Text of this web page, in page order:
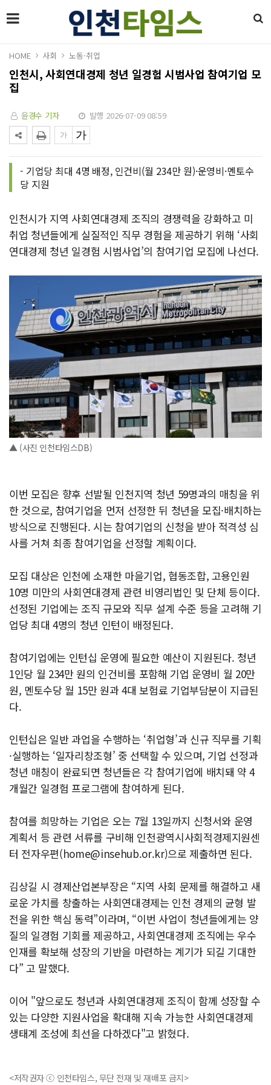
HOME 사회 노동·취업
인천시, 사회연대경제 청년 일경험 시범사업 참여기업 모
집
윤경수 기자 발행 2026-07-09 08:59
- 기업당 최대 4명 배정, 인건비(월 234만 원)·운영비·멘토수
당 지원
인천시가 지역 사회연대경제 조직의 경쟁력을 강화하고 미
취업 청년들에게 실질적인 직무 경험을 제공하기 위해 ‘사회
연대경제 청년 일경험 시범사업’의 참여기업 모집에 나선다.
▲ (사진 인천타임스DB)
이번 모집은 향후 선발될 인천지역 청년 59명과의 매칭을 위
한 것으로, 참여기업을 먼저 선정한 뒤 청년을 모집·배치하는
방식으로 진행된다. 시는 참여기업의 신청을 받아 적격성 심
사를 거쳐 최종 참여기업을 선정할 계획이다.
모집 대상은 인천에 소재한 마을기업, 협동조합, 고용인원
10명 미만의 사회연대경제 관련 비영리법인 및 단체 등이다.
선정된 기업에는 조직 규모와 직무 설계 수준 등을 고려해 기
업당 최대 4명의 청년 인턴이 배정된다.
참여기업에는 인턴십 운영에 필요한 예산이 지원된다. 청년
1인당 월 234만 원의 인건비를 포함해 기업 운영비 월 20만
원, 멘토수당 월 15만 원과 4대 보험료 기업부담분이 지급된
다.
인턴십은 일반 과업을 수행하는 ‘취업형’과 신규 직무를 기획
·실행하는 ‘일자리창조형’ 중 선택할 수 있으며, 기업 선정과
청년 매칭이 완료되면 청년들은 각 참여기업에 배치돼 약 4
개월간 일경험 프로그램에 참여하게 된다.
참여를 희망하는 기업은 오는 7월 13일까지 신청서와 운영
계획서 등 관련 서류를 구비해 인천광역시사회적경제지원센
터 전자우편(home@insehub.or.kr)으로 제출하면 된다.
김상길 시 경제산업본부장은 “지역 사회 문제를 해결하고 새
로운 가치를 창출하는 사회연대경제는 인천 경제의 균형 발
전을 위한 핵심 동력”이라며, “이번 사업이 청년들에게는 양
질의 일경험 기회를 제공하고, 사회연대경제 조직에는 우수
인재를 확보해 성장의 기반을 마련하는 계기가 되길 기대한
다” 고 말했다.
이어 "앞으로도 청년과 사회연대경제 조직이 함께 성장할 수
있는 다양한 지원사업을 확대해 지속 가능한 사회연대경제
생태계 조성에 최선을 다하겠다"고 밝혔다.
<저작권자 ⓒ 인천타임스, 무단 전재 및 재배포 금지>